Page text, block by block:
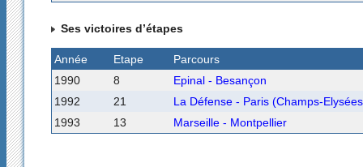
Ses victoires d’étapes
Année Etape
Parcours
1990
8
Epinal - Besançon
1992
21
La Défense - Paris (Champs-
1993
13 Marseille - Montpellier